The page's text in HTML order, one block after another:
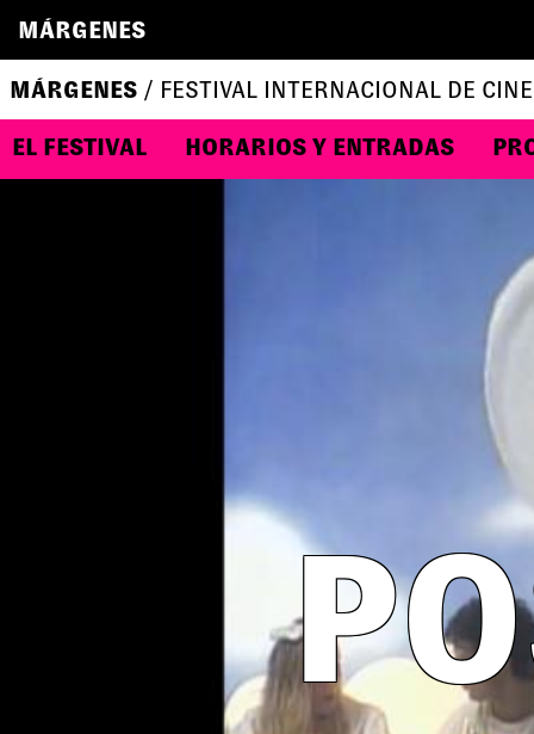
MÁRGENES
MÁRGENES / FESTIVAL INTERNACIONAL DE
EL FESTIVAL HORARIOS Y ENTRADAS